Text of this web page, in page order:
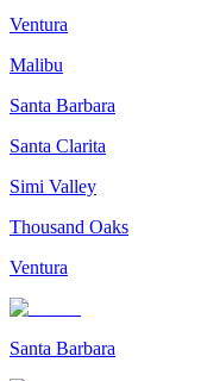
Ventura
Malibu
Santa Barbara
Santa Clarita
Simi Valley
Thousand Oaks
Ventura
Santa Barbara